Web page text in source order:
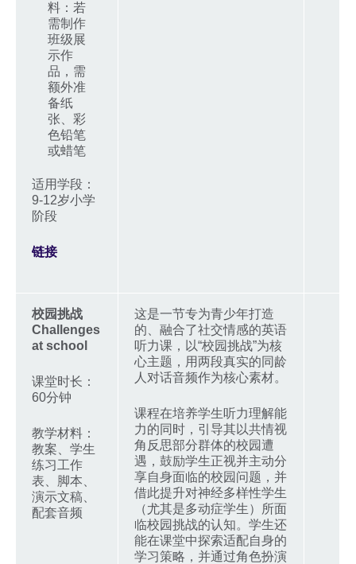
料：若
需制作
班级展
示作
品，需
额外准
备纸
张、彩
色铅笔
或蜡笔
适用学段：
9-12岁小学
阶段
链接
校园挑战
Challenges
at school
课堂时长：
60分钟
教学材料：
教案、学生
练习工作
表、脚本、
演示文稿、
配套音频
这是一节专为青少年打造
的、融合了社交情感的英语
听力课，以“校园挑战”为核
心主题，用两段真实的同龄
人对话音频作为核心素材。
课程在培养学生听力理解能
力的同时，引导其以共情视
角反思部分群体的校园遭
遇，鼓励学生正视并主动分
享自身面临的校园问题，并
借此提升对神经多样性学生
（尤其是多动症学生）所面
临校园挑战的认知。学生还
能在课堂中探索适配自身的
学习策略，并通过角色扮演